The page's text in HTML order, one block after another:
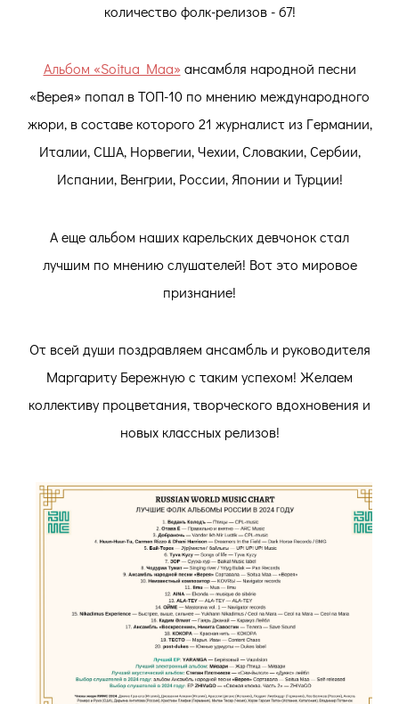
количество фолк-релизов - 67!
Альбом «Soitua Maa»ансамбля народной песни
«Верея» попал в ТОП-10 по мнению международного
жюри, в составе которого 21 журналист из Германии,
Италии, США, Норвегии, Чехии, Словакии, Сербии,
Испании, Венгрии, России, Японии и Турции!
А еще альбом наших карельских девчонок стал
лучшим по мнению слушателей! Вот это мировое
признание!
От всей души поздравляем ансамбль и руководителя
Маргариту Бережную с таким успехом! Желаем
коллективу процветания, творческого вдохновения и
новых классных релизов!